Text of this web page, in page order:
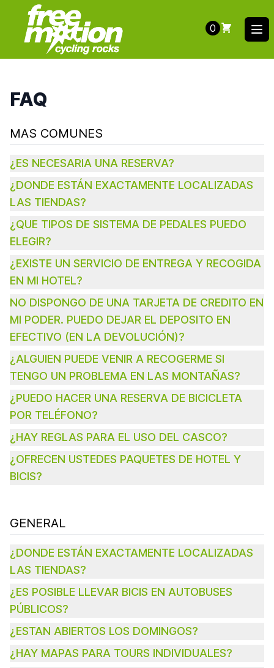
0
FAQ
MAS COMUNES
¿ES NECESARIA UNA RESERVA?
¿DONDE ESTÁN EXACTAMENTE LOCALIZADAS
LAS TIENDAS?
¿QUE TIPOS DE SISTEMA DE PEDALES PUEDO
ELEGIR?
¿EXISTE UN SERVICIO DE ENTREGA Y RECOGIDA
EN MI HOTEL?
NO DISPONGO DE UNA TARJETA DE CREDITO EN
MI PODER. PUEDO DEJAR EL DEPOSITO EN
EFECTIVO (EN LA DEVOLUCIÓN)?
¿ALGUIEN PUEDE VENIR A RECOGERME SI
TENGO UN PROBLEMA EN LAS MONTAÑAS?
¿PUEDO HACER UNA RESERVA DE BICICLETA
POR TELÉFONO?
¿HAY REGLAS PARA EL USO DEL CASCO?
¿OFRECEN USTEDES PAQUETES DE HOTEL Y
BICIS?
GENERAL
¿DONDE ESTÁN EXACTAMENTE LOCALIZADAS
LAS TIENDAS?
¿ES POSIBLE LLEVAR BICIS EN AUTOBUSES
PÚBLICOS?
¿ESTAN ABIERTOS LOS DOMINGOS?
¿HAY MAPAS PARA TOURS INDIVIDUALES?